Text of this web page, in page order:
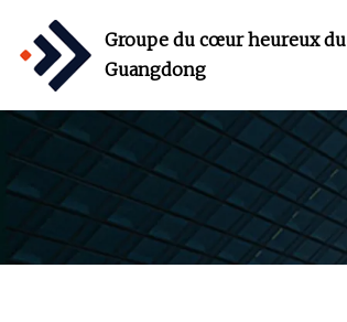
Groupe du cœur heureux du
Guangdong